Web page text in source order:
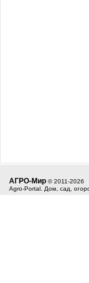
АГРО-Мир © 2011-2026
Agro-Portal. Дом, сад,